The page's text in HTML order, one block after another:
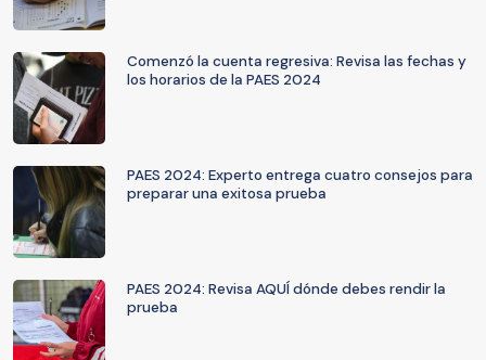
Comenzó la cuenta regresiva: Revisa las fechas y
los horarios de la PAES 2024
PAES 2024: Experto entrega cuatro consejos para
preparar una exitosa prueba
PAES 2024: Revisa AQUÍ dónde debes rendir la
prueba